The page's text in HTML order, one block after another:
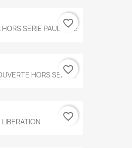
SERIE PAUL KLEE
favorite_border
HORS SERIE...
favorite_border
LIBERATION favorite_border